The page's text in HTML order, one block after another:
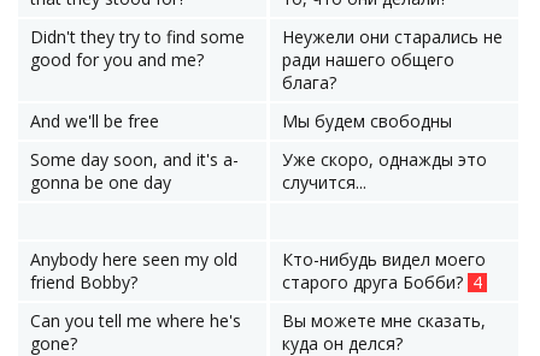
Didn't they try to find some
good for you and me?
Неужели они старались не
ради нашего общего
блага?
And we'll be free
Мы будем свободны
Some day soon, and it's a-
gonna be one day
Уже скоро, однажды это
случится...
Anybody here seen my old
friend Bobby?
Кто-нибудь видел моего
старого друга Бобби? 4
Can you tell me where he's
gone?
Вы можете мне сказать,
куда он делся?